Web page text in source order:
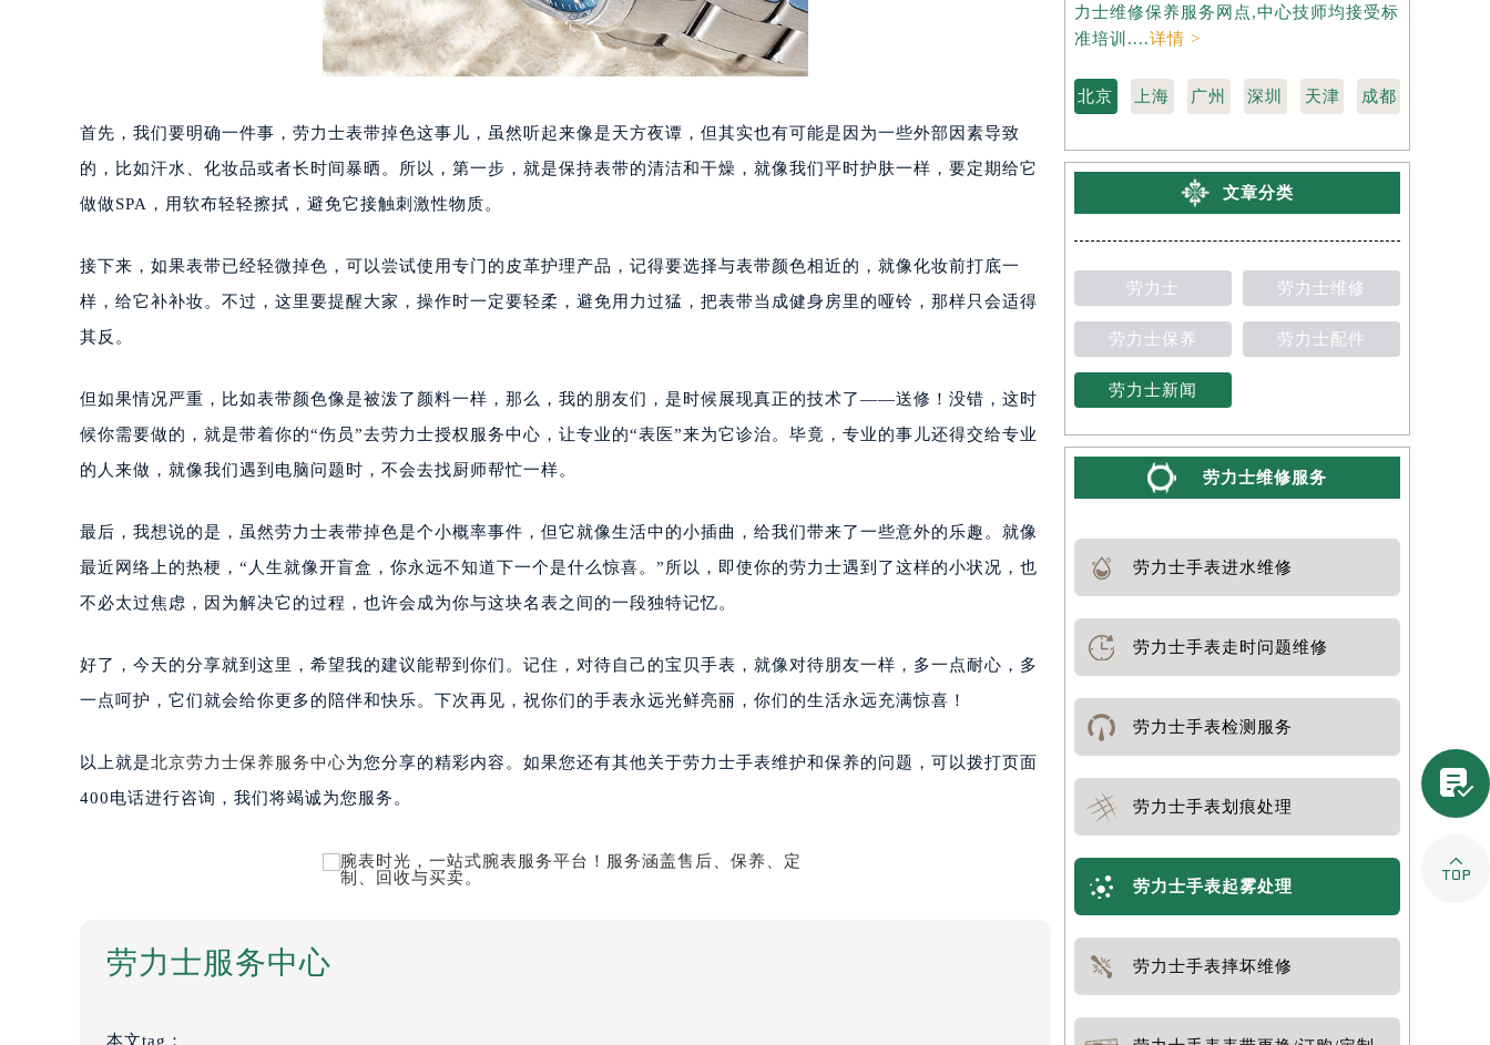
首先，我们要明确一件事，劳力士表带掉色这事儿，虽然听起来像是天方夜谭，但其实也有可能是因为一些外部因素导致
的，比如汗水、化妆品或者长时间暴晒。所以，第一步，就是保持表带的清洁和干燥，就像我们平时护肤一样，要定期给它
做做SPA，用软布轻轻擦拭，避免它接触刺激性物质。
接下来，如果表带已经轻微掉色，可以尝试使用专门的皮革护理产品，记得要选择与表带颜色相近的，就像化妆前打底一
样，给它补补妆。不过，这里要提醒大家，操作时一定要轻柔，避免用力过猛，把表带当成健身房里的哑铃，那样只会适得
其反。
但如果情况严重，比如表带颜色像是被泼了颜料一样，那么，我的朋友们，是时候展现真正的技术了——送修！没错，这时
候你需要做的，就是带着你的“伤员”去劳力士授权服务中心，让专业的“表医”来为它诊治。毕竟，专业的事儿还得交给专业
的人来做，就像我们遇到电脑问题时，不会去找厨师帮忙一样。
最后，我想说的是，虽然劳力士表带掉色是个小概率事件，但它就像生活中的小插曲，给我们带来了一些意外的乐趣。就像
最近网络上的热梗，“人生就像开盲盒，你永远不知道下一个是什么惊喜。”所以，即使你的劳力士遇到了这样的小状况，也
不必太过焦虑，因为解决它的过程，也许会成为你与这块名表之间的一段独特记忆。
好了，今天的分享就到这里，希望我的建议能帮到你们。记住，对待自己的宝贝手表，就像对待朋友一样，多一点耐心，多
一点呵护，它们就会给你更多的陪伴和快乐。下次再见，祝你们的手表永远光鲜亮丽，你们的生活永远充满惊喜！
以上就是北京劳力士保养服务中心为您分享的精彩内容。如果您还有其他关于劳力士手表维护和保养的问题，可以拨打页面
400电话进行咨询，我们将竭诚为您服务。
劳力士服务中心
本文tag：
力士维修保养服务网点,中心技师均接受标
准培训....详情 >
北京 上海 广州 深圳 天津 成都
文章分类
劳力士 劳力士维修
劳力士保养 劳力士配件
劳力士新闻
劳力士维修服务
劳力士手表进水维修
劳力士手表走时问题维修
劳力士手表检测服务
劳力士手表划痕处理
劳力士手表起雾处理
劳力士手表摔坏维修

